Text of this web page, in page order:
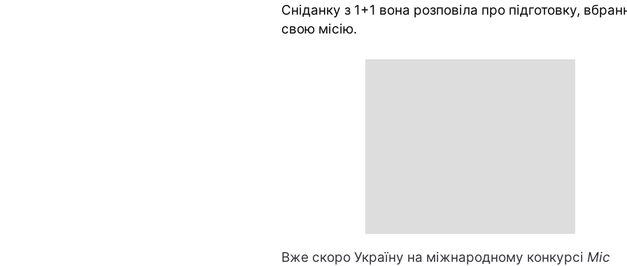
Сніданку з 1+1 вона розповіла про підготовку,
свою місію.
Вже скоро Україну на міжнародному конкурсі Міс